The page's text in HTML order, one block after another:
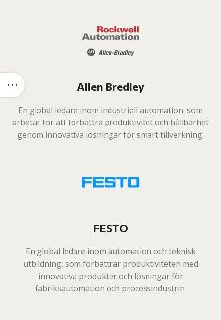
Allen Bredley
En global ledare inom industriell automation, som
arbetar för att förbättra produktivitet och hållbarhet
genom innovativa lösningar för smart tillverkning.
FESTO
En global ledare inom automation och teknisk
utbildning, som förbättrar produktiviteten med
innovativa produkter och lösningar för
fabriksautomation och processindustrin.